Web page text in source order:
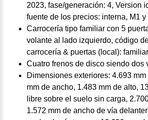
2023, fase/generación: 4, Version
fuente de los precios: interna, M1
Carrocería tipo familiar con 5
volante al lado izquierdo, código
carrocería & puertas (local):
Cuatro frenos de disco siendo dos
Dimensiones exteriores: 4.693
mm de ancho, 1.483 mm de alto,
libre sobre el suelo sin carga,
1.572 mm de ancho de vía